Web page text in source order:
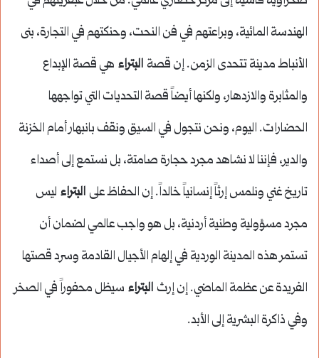
الهندسة المائية، وبراعتهم في فن النحت، وحنكتهم في التجارة، بنى
الأنباط مدينة تتحدى الزمن. إن قصة البتراء هي قصة الإبداع
والمثابرة والازدهار، ولكنها أيضاً قصة التحديات التي تواجهها
الحضارات. اليوم، ونحن نتجول في السيق ونقف بانبهار أمام الخزنة
والدير، فإننا لا نشاهد مجرد حجارة صامتة، بل نستمع إلى أصداء
تاريخ غني ونلمس إرثاً إنسانياً خالداً. إن الحفاظ على البتراء ليس
مجرد مسؤولية وطنية أردنية، بل هو واجب عالمي لضمان أن
تستمر هذه المدينة الوردية في إلهام الأجيال القادمة وسرد قصتها
الفريدة عن عظمة الماضي. إن إرث البتراء سيظل محفوراً في الصخر
وفي ذاكرة البشرية إلى الأبد.